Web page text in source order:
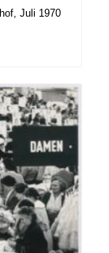
Juli 1970